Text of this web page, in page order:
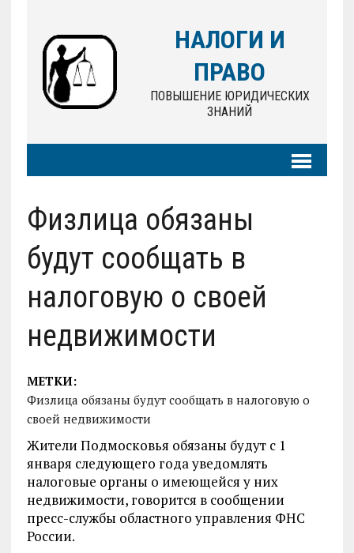
НАЛОГИ И
ПРАВО
ПОВЫШЕНИЕ ЮРИДИЧЕСКИХ
ЗНАНИЙ
Физлица обязаны
будут сообщать в
налоговую о своей
недвижимости
МЕТКИ:
Физлица обязаны будут сообщать в налоговую о
своей недвижимости
Жители Подмосковья обязаны будут с 1
января следующего года уведомлять
налоговые органы о имеющейся у них
недвижимости, говорится в сообщении
пресс-службы областного управления ФНС
России.